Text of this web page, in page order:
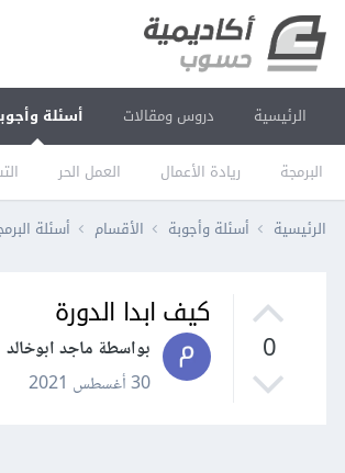
الرئيسية دروس ومقالات أسئلة
البرمجة ريادة الأعمال العمل الحر
الرئيسية أسئلة وأجوبة الأقسام أسئلة
0
كيف ابدا الدورة
بواسطة ماجد ابوخالد
30 أغسطس 2021